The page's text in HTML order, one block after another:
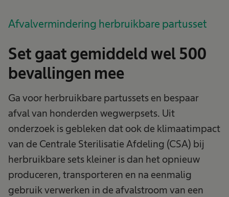
Afvalvermindering herbruikbare partusset
Set gaat gemiddeld wel 500
bevallingen mee
Ga voor herbruikbare partussets en bespaar
afval van honderden wegwerpsets. Uit
onderzoek is gebleken dat ook de klimaatimpact
van de Centrale Sterilisatie Afdeling (CSA) bij
herbruikbare sets kleiner is dan het opnieuw
produceren, transporteren en na eenmalig
gebruik verwerken in de afvalstroom van een